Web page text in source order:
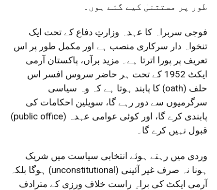
طور پر مستثنیٰ کیے گئے ہوں۔
فوجی سربراہ کا عہدہ وزارتِ دفاع کے تحت ایک
تنخواہ دار سرکاری منصب ہے اور مکمل طور پر اس
تعریف پر پورا اترتا ہے۔ مزید برآں، پاکستان آرمی
ایکٹ 1952 کے تحت ہر حاضر سروس افسر اس
حلف (oath) کا پابند ہوتا ہے کہ وہ سیاسی
سرگرمیوں سے دور رہے گا، سویلین احکامات کی
پابندی کرے گا، اور کوئی عوامی عہدہ (public office)
قبول نہیں کرے گا۔
وردی میں رہتے ہوئے انتخابی سیاست میں شریک
ہونا نہ صرف غیر آئینی (unconstitutional) ہوگا بلکہ
آرمی ایکٹ کی براہِ راست خلاف ورزی کے مترادف